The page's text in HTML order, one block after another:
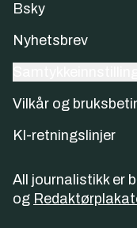
Bsky
Nyhetsbrev
Vilkår og
KI-retningslinjer
All journalistikk er
og